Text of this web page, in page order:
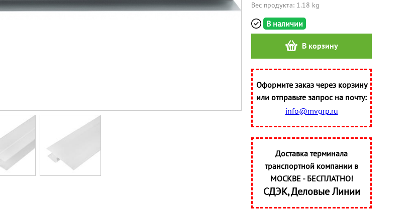
Вес продукта: 1.18 kg
В наличии
В корзину
Оформите заказ через корзину
или отправьте запрос на почту:
info@mvgrp.ru
Доставка терминала
транспортной компании в
МОСКВЕ - БЕСПЛАТНО!
СДЭК, Деловые Линии